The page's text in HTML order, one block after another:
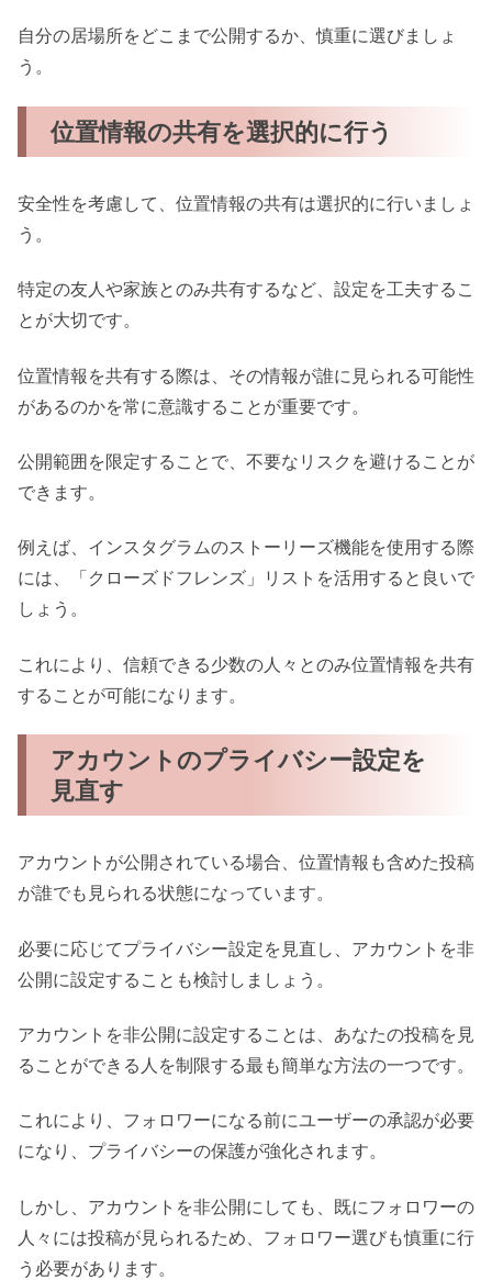
自分の居場所をどこまで公開するか、慎重に選びましょ
う。
位置情報の共有を選択的に行う
安全性を考慮して、位置情報の共有は選択的に行いましょ
う。
特定の友人や家族とのみ共有するなど、設定を工夫するこ
とが大切です。
位置情報を共有する際は、その情報が誰に見られる可能性
があるのかを常に意識することが重要です。
公開範囲を限定することで、不要なリスクを避けることが
できます。
例えば、インスタグラムのストーリーズ機能を使用する際
には、「クローズドフレンズ」リストを活用すると良いで
しょう。
これにより、信頼できる少数の人々とのみ位置情報を共有
することが可能になります。
アカウントのプライバシー設定を
見直す
アカウントが公開されている場合、位置情報も含めた投稿
が誰でも見られる状態になっています。
必要に応じてプライバシー設定を見直し、アカウントを非
公開に設定することも検討しましょう。
アカウントを非公開に設定することは、あなたの投稿を見
ることができる人を制限する最も簡単な方法の一つです。
これにより、フォロワーになる前にユーザーの承認が必要
になり、プライバシーの保護が強化されます。
しかし、アカウントを非公開にしても、既にフォロワーの
人々には投稿が見られるため、フォロワー選びも慎重に行
う必要があります。